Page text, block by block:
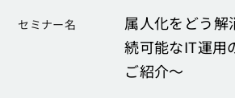
セミナー名
属人化をどう解
続可能なIT運用
ご紹介～